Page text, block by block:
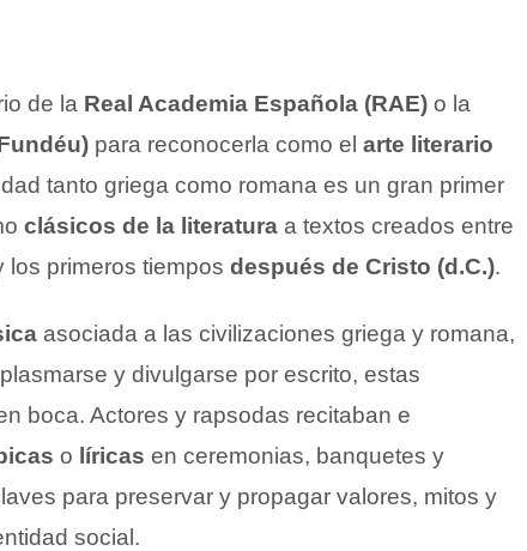
de la Real Academia Española (RAE) o la
para reconocerla como el arte literario
tanto griega como romana es un gran primer
clásicos de la literatura a textos creados entre
los primeros tiempos después de Cristo (d.C.).
asociada a las civilizaciones griega y romana,
y divulgarse por escrito, estas
boca. Actores y rapsodas recitaban e
o líricas en ceremonias, banquetes y
para preservar y propagar valores, mitos y
social.